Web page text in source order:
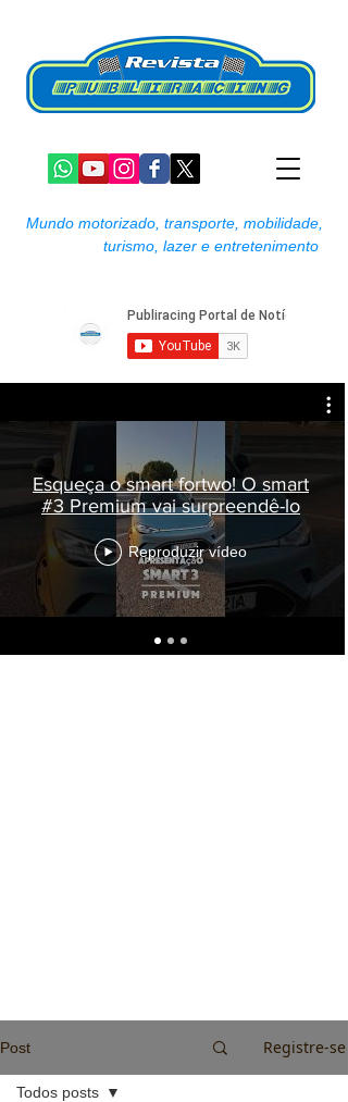
Mundo motorizado, transporte, mobilidade,
turismo, lazer e entretenimento
Esqueça o smart fortwo! O smart
#3 Premium vai surpreendê-lo
Reproduzir vídeo
Post Registre-se
Todos posts